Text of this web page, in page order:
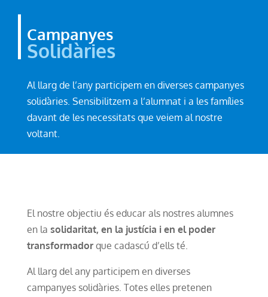
Campanyes
Solidàries
Al llarg de l’any participem en diverses campanyes
solidàries. Sensibilitzem a l’alumnat i a les famílies
davant de les necessitats que veiem al nostre
voltant.
El nostre objectiu és educar als nostres alumnes
en la solidaritat, en la justícia i en el poder
transformadorque cadascú d’ells té.
Al llarg del any participem en diverses
campanyes solidàries. Totes elles pretenen